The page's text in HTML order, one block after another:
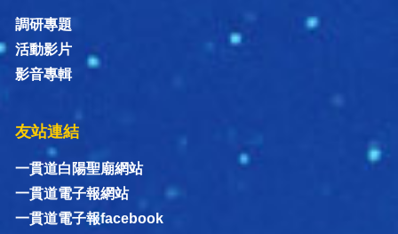
調研專題
活動影片
影音專輯
友站連結
一貫道白陽聖廟網站
一貫道電子報網站
一貫道電子報facebook